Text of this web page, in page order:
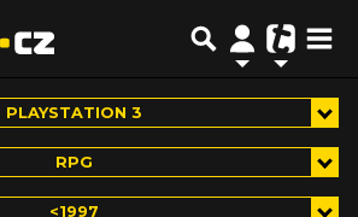
PLAYSTATION 3
RPG
<1997